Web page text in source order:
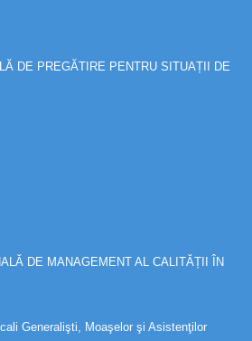
DE PREGĂTIRE PENTRU SITUAȚII DE
DE MANAGEMENT AL CALITĂȚII ÎN
Generalişti, Moaşelor şi Asistenţilor